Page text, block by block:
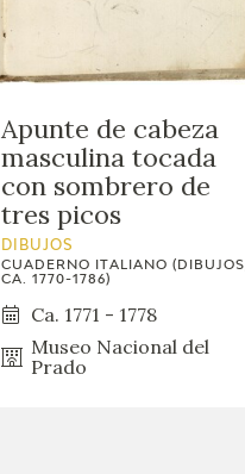
Apunte de cabeza
masculina tocada
con sombrero de
tres picos
DIBUJOS
CUADERNO ITALIANO (DIBUJOS,
CA. 1770-1786)
Ca. 1771 - 1778
Museo Nacional del
Prado